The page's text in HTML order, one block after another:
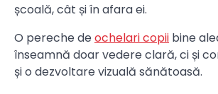
școală, cât și în afara ei.
O pereche deochelari copii bine
înseamnă doar vedere clară, ci și
și o dezvoltare vizuală sănătoasă.